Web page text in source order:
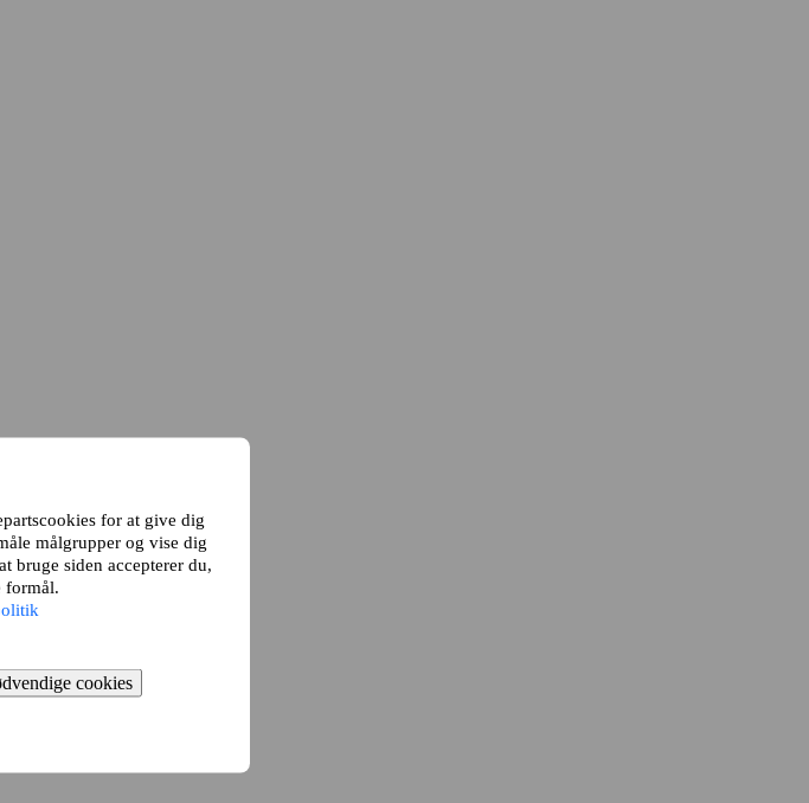
for at give dig
målgrupper og vise dig
bruge siden accepterer du,
formål.
cookies